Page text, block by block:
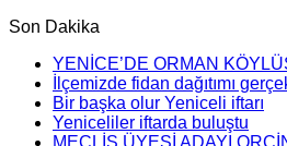
Son Dakika
YENİCE’DE ORMAN
İlçemizde fidan dağıtımı
Bir başka olur Yeniceli iftarı
Yeniceliler iftarda buluştu
MECLİS ÜYESİ ADAYI